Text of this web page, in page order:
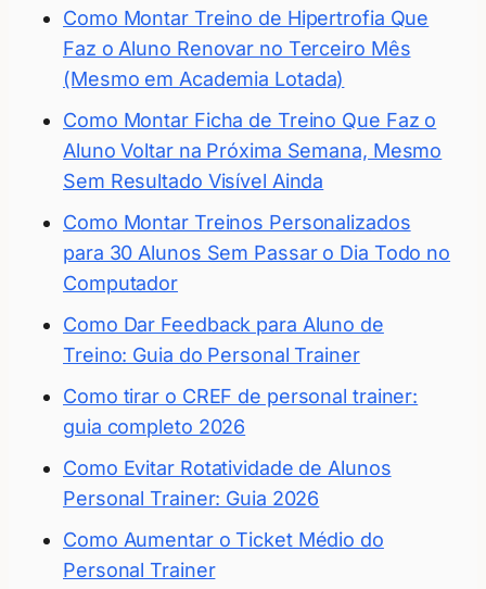
Como Montar Treino de Hipertrofia Que
Faz o Aluno Renovar no Terceiro Mês
(Mesmo em Academia Lotada)
Como Montar Ficha de Treino Que Faz o
Aluno Voltar na Próxima Semana, Mesmo
Sem Resultado Visível Ainda
Como Montar Treinos Personalizados
para 30 Alunos Sem Passar o Dia Todo no
Computador
Como Dar Feedback para Aluno de
Treino: Guia do Personal Trainer
Como tirar o CREF de personal trainer:
guia completo 2026
Como Evitar Rotatividade de Alunos
Personal Trainer: Guia 2026
Como Aumentar o Ticket Médio do
Personal Trainer